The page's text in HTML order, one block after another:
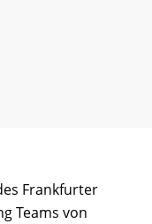
Frankfurter
Teams von